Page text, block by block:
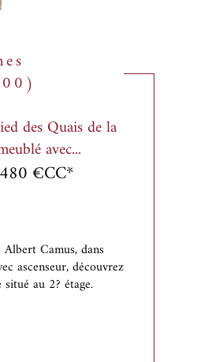
des Quais de la
avec...
480 €CC*
Camus, dans
ascenseur, découvrez
au 2? étage.